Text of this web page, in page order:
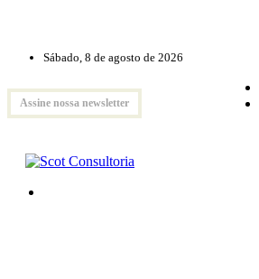
Sábado, 8 de agosto de 2026
Assine nossa newsletter